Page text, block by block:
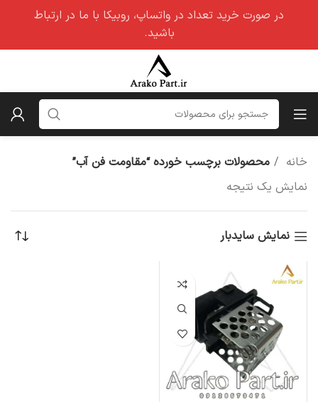
خانه
محصولات برچسب خورده “مقاومت فن آب”
نمایش یک نتیجه
نمایش سایدبار
در صورت خرید تعداد در واتساپ، روبیکا با ما در ارتباط
باشید.